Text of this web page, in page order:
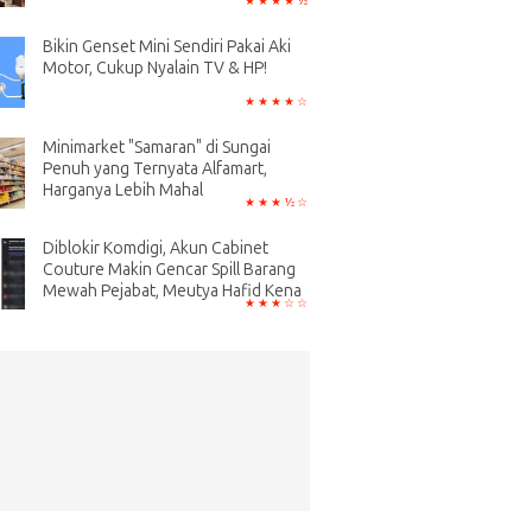
Bikin Genset Mini Sendiri Pakai Aki
Motor, Cukup Nyalain TV & HP!
Minimarket "Samaran" di Sungai
Penuh yang Ternyata Alfamart,
Harganya Lebih Mahal
Diblokir Komdigi, Akun Cabinet
Couture Makin Gencar Spill Barang
Mewah Pejabat, Meutya Hafid Kena